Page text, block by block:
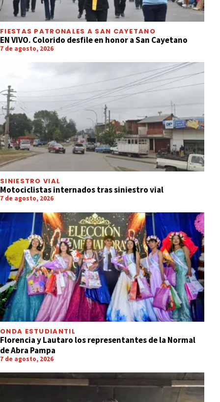
FIESTAS PATRONALES A SAN CAYETANO
EN VIVO. Colorido desfile en honor a San Cayetano
7 de agosto, 2026
SINIESTRO VIAL
Motociclistas internados tras siniestro vial
7 de agosto, 2026
ONDA ESTUDIANTIL
Florencia y Lautaro los representantes de la Normal
de Abra Pampa
7 de agosto, 2026